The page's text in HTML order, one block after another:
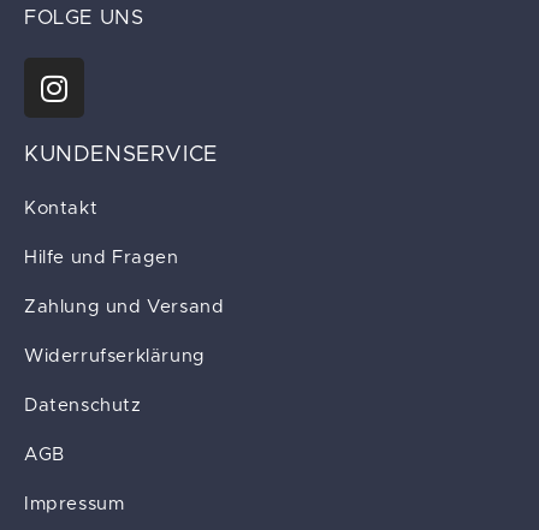
FOLGE UNS
KUNDENSERVICE
Kontakt
Hilfe und Fragen
Zahlung und Versand
Widerrufserklärung
Datenschutz
AGB
Impressum